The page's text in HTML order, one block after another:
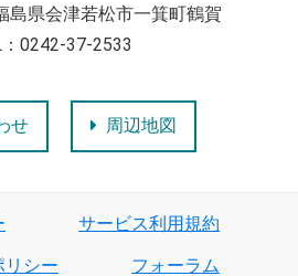
県会津若松市一箕町鶴賀
0242-37-2533
せ 周辺地図
サービス利用規約
リシー フォーラム